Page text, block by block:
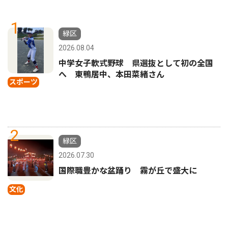
1
スポーツ
緑区
2026.08.04
中学女子軟式野球 県選抜として初の全国
へ 東鴨居中、本田菜緒さん
2
文化
緑区
2026.07.30
国際職豊かな盆踊り 霧が丘で盛大に